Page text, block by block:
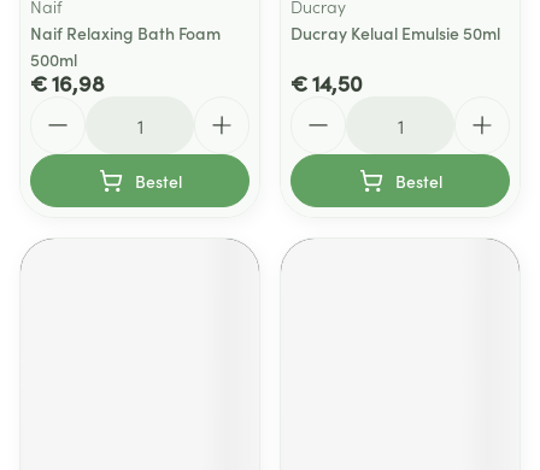
Naif
Naif Relaxing Bath Foam
500ml
€ 16,98
Bestel
Ducray
Ducray Kelual Emulsie 50ml
€ 14,50
Bestel